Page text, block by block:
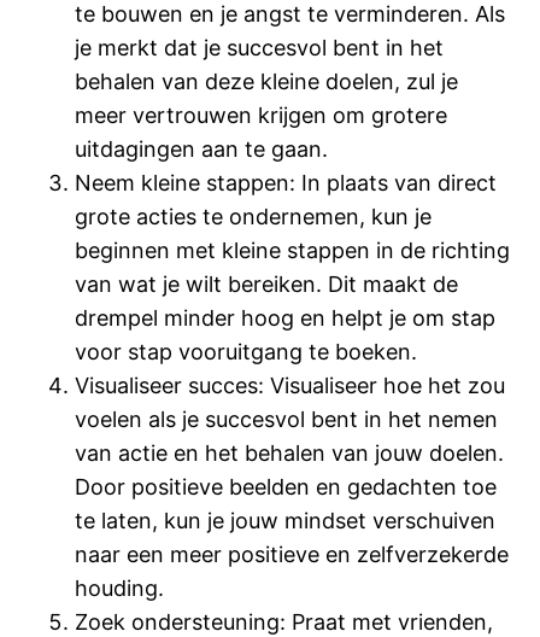
te bouwen en je angst te verminderen. Als
je merkt dat je succesvol bent in het
behalen van deze kleine doelen, zul je
meer vertrouwen krijgen om grotere
uitdagingen aan te gaan.
Neem kleine stappen: In plaats van direct
grote acties te ondernemen, kun je
beginnen met kleine stappen in de richting
van wat je wilt bereiken. Dit maakt de
drempel minder hoog en helpt je om stap
voor stap vooruitgang te boeken.
Visualiseer succes: Visualiseer hoe het zou
voelen als je succesvol bent in het nemen
van actie en het behalen van jouw doelen.
Door positieve beelden en gedachten toe
te laten, kun je jouw mindset verschuiven
naar een meer positieve en zelfverzekerde
houding.
Zoek ondersteuning: Praat met vrienden,